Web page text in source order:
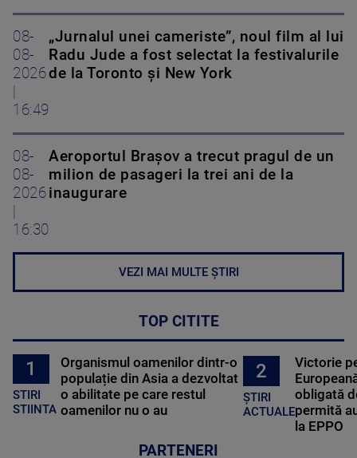
08-
08-
2026
|
16:49
„Jurnalul unei cameriste”, noul film al lui
Radu Jude a fost selectat la festivalurile
de la Toronto și New York
08-
08-
2026
|
16:30
Aeroportul Brașov a trecut pragul de un
milion de pasageri la trei ani de la
inaugurare
VEZI MAI MULTE ȘTIRI
TOP CITITE
1
STIRI
STIINTA
Organismul oamenilor dintr-o
populație din Asia a dezvoltat
o abilitate pe care restul
oamenilor nu o au
2
ȘTIRI
ACTUALE
Victorie
obligată
permită
la EPPO
PARTENERI